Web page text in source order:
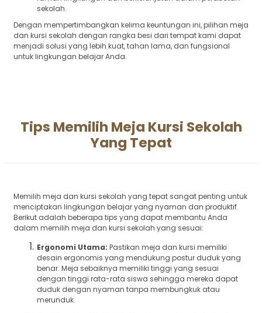
sekolah.
Dengan mempertimbangkan kelima keuntungan ini, pilihan meja
dan kursi sekolah dengan rangka besi dari tempat kami dapat
menjadi solusi yang lebih kuat, tahan lama, dan fungsional
untuk lingkungan belajar Anda.
Tips Memilih Meja Kursi Sekolah
Yang Tepat
Memilih meja dan kursi sekolah yang tepat sangat penting untuk
menciptakan lingkungan belajar yang nyaman dan produktif.
Berikut adalah beberapa tips yang dapat membantu Anda
dalam memilih meja dan kursi sekolah yang sesuai:
Ergonomi Utama: Pastikan meja dan kursi memiliki
desain ergonomis yang mendukung postur duduk yang
benar. Meja sebaiknya memiliki tinggi yang sesuai
dengan tinggi rata-rata siswa sehingga mereka dapat
duduk dengan nyaman tanpa membungkuk atau
merunduk.